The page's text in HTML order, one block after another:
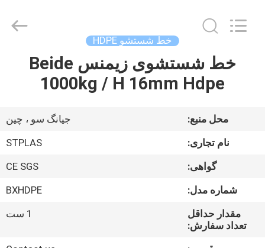
صفحه
محصولات
درباره
MACHINERY
CO.,LTD.
خط شستشو HDPE
خط شستشوی زیمنس Beide
1000kg / H 16mm Hdpe
محل منبع:
جیانگ سو ، چین
نام تجاری:
STPLAS
گواهی:
CE SGS
شماره مدل:
BXHDPE
مقدار حداقل
تعداد سفارش:
1 ست